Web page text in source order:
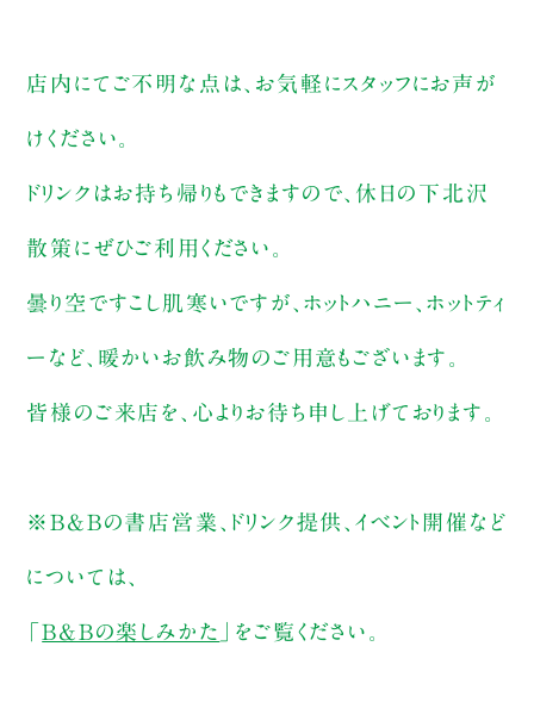
店内にてご不明な点は、お気軽にスタッフにお声が
けください。
ドリンクはお持ち帰りもできますので、休日の下北沢
散策にぜひご利用ください。
曇り空ですこし肌寒いですが、ホットハニー、ホットティ
ーなど、暖かいお飲み物のご用意もございます。
皆様のご来店を、心よりお待ち申し上げております。
※B&Bの書店営業、ドリンク提供、イベント開催など
については、
「B&Bの楽しみかた 」をご覧ください。